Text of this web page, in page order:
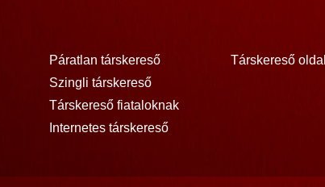
Páratlan társkereső
Szingli társkereső
Társkereső fiataloknak
Internetes társkereső
Társkereső oldal